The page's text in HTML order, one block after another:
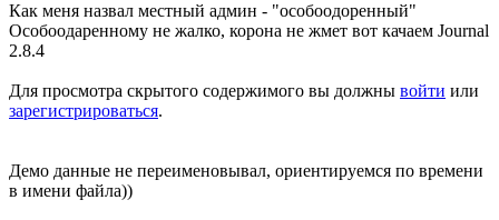
Как меня назвал местный админ - "особоодоренный"
Особоодаренному не жалко, корона не жмет вот качаем Journal
2.8.4
Для просмотра скрытого содержимого вы должны войти или
зарегистрироваться.
Демо данные не переименовывал, ориентируемся по времени
в имени файла))